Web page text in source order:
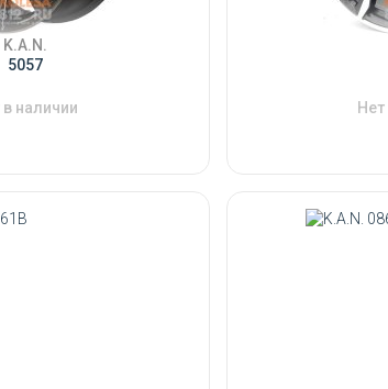
K.A.N.
5057
наличии Нет